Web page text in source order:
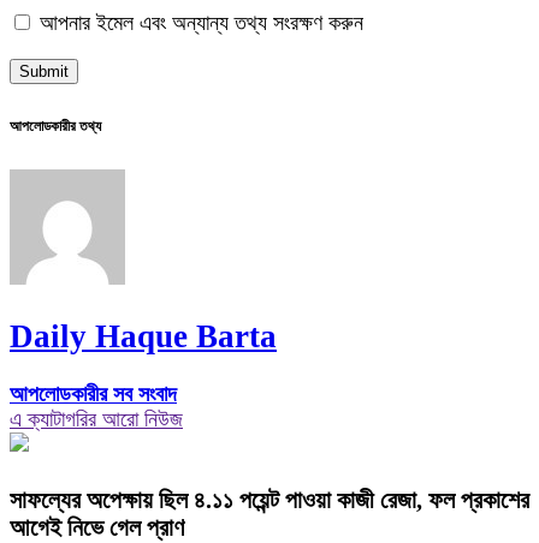
আপনার ইমেল এবং অন্যান্য তথ্য সংরক্ষণ করুন
আপলোডকারীর তথ্য
Daily Haque Barta
আপলোডকারীর সব সংবাদ
এ ক্যাটাগরির আরো নিউজ
সাফল্যের অপেক্ষায় ছিল ৪.১১ পয়েন্ট পাওয়া কাজী রেজা, ফল প্রকাশের
আগেই নিভে গেল প্রাণ